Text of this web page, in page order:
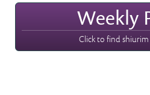
Weekly
Click to find shiurim